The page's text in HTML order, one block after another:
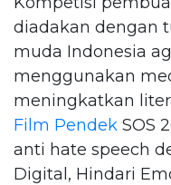
diadakan dengan
muda Indonesia
menggunakan
meningkatkan
Film Pendek SOS
anti hate speech
Digital, Hindari